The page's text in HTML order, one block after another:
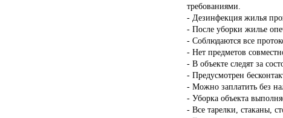
требованиями.
- Дезинфекция жилья
- После уборки жилье
- Соблюдаются все
- Нет предметов
- В объекте следят за
- Предусмотрен
- Можно заплатить без
- Уборка объекта
- Все тарелки, стаканы,